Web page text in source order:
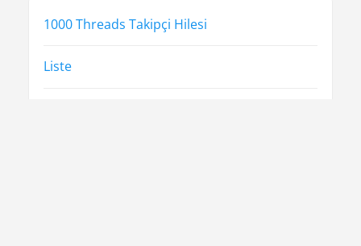
1000 Threads Takipçi Hilesi
Liste